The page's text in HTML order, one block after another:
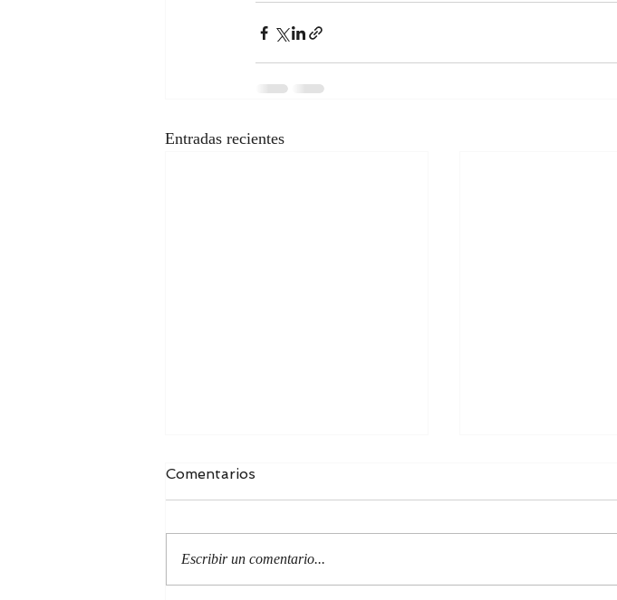
Entradas recientes
Comentarios
Escribir un comentario...